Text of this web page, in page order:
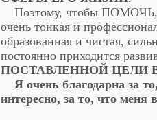
Поэтому, чтобы ПОМОЧЬ,
очень тонкая и
образованная и чистая,
постоянно приходится
ПОСТАВЛЕННОЙ ЦЕЛИ
Я очень благодарна за
интересно, за то, что